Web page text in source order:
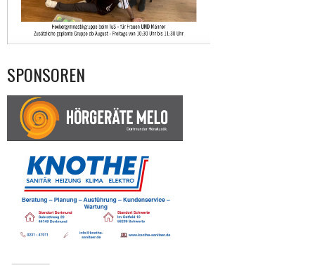
SPONSOREN